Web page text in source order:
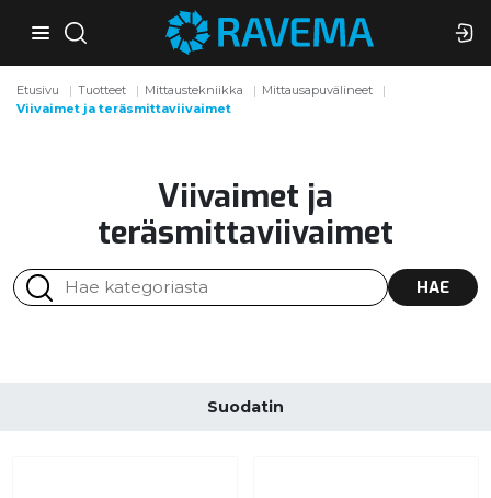
Etusivu Tuotteet Mittaustekniikka
Mittausapuvälineet
Viivaimet ja teräsmittaviivaimet
Viivaimet ja
teräsmittaviivaimet
HAE
Suodatin